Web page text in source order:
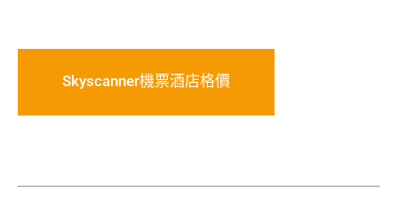
Skyscanner機票酒店格價